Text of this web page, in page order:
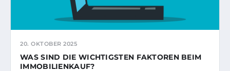
20. OKTOBER 2025
WAS SIND DIE WICHTIGSTEN FAKTOREN BEIM
IMMOBILIENKAUF?